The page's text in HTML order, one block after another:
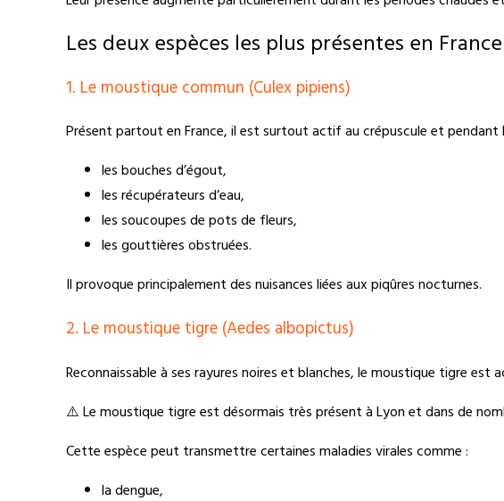
Les deux espèces les plus présentes en France
1. Le moustique commun (Culex pipiens)
Présent partout en France, il est surtout actif au crépuscule et
les bouches d’égout,
les récupérateurs d’eau,
les soucoupes de pots de fleurs,
les gouttières obstruées.
Il provoque principalement des nuisances liées aux piqûres nocturnes.
2. Le moustique tigre (Aedes albopictus)
Reconnaissable à ses rayures noires et blanches, le moustique tigre est
⚠️ Le moustique tigre est désormais très présent à Lyon et dans de
Cette espèce peut transmettre certaines maladies virales comme :
la dengue,